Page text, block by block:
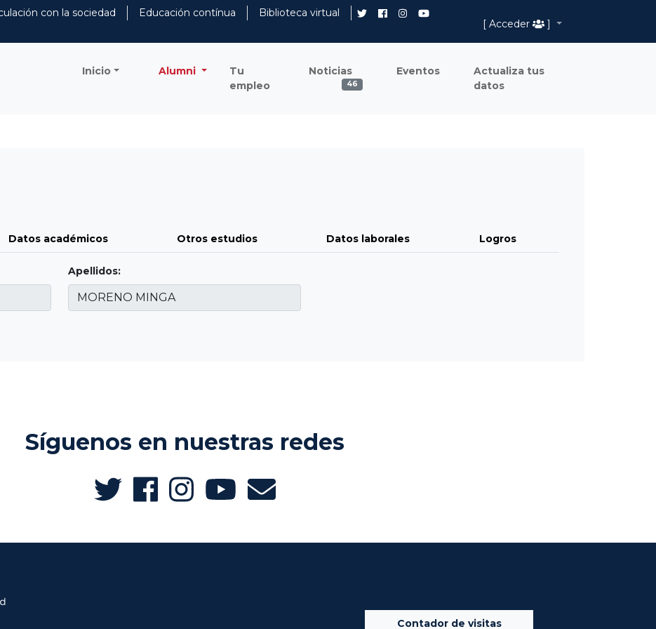
con la sociedad Educación contínua
Biblioteca virtual
[ Acceder
]
Inicio Alumni
Tu
empleo
Noticias
46
Eventos
Actualiza tus
datos
Datos académicos Otros estudios Datos laborales Logros
Apellidos:
Síguenos en nuestras redes
Contador de visitas